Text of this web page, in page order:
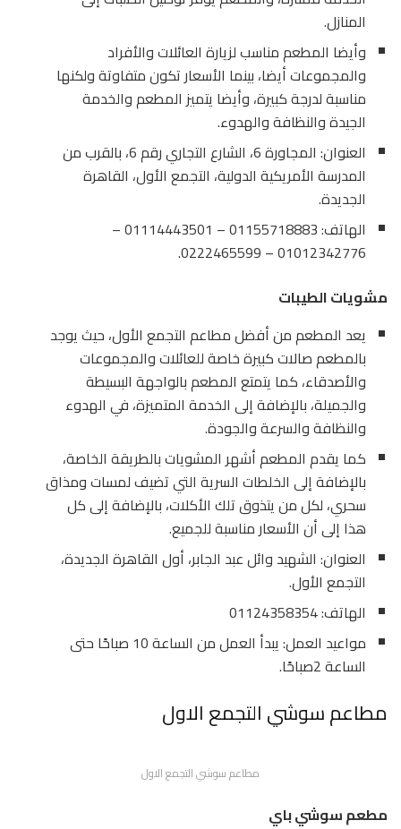
المنازل.
وأيضا المطعم مناسب لزيارة العائلات والأفراد
والمجموعات أيضا، بينما الأسعار تكون متفاوتة ولكنها
مناسبة لدرجة كبيرة، وأيضا يتميز المطعم والخدمة
الجيدة والنظافة والهدوء.
العنوان: المجاورة 6، الشارع التجاري رقم 6، بالقرب من
المدرسة الأمريكية الدولية، التجمع الأول، القاهرة
الجديدة.
الهاتف: 01155718883 – 01114443501 –
01012342776 – 0222465599.
مشويات الطيبات
يعد المطعم من أفضل مطاعم التجمع الأول، حيث يوجد
بالمطعم صالات كبيرة خاصة للعائلات والمجموعات
والأصدقاء، كما يتمتع المطعم بالواجهة البسيطة
والجميلة، بالإضافة إلى الخدمة المتميزة، في الهدوء
والنظافة والسرعة والجودة.
كما يقدم المطعم أشهر المشويات بالطريقة الخاصة،
بالإضافة إلى الخلطات السرية التي تضيف لمسات ومذاق
سحري، لكل من يتذوق تلك الأكلات، بالإضافة إلى كل
هذا إلى أن الأسعار مناسبة للجميع.
العنوان: الشهيد وائل عبد الجابر، أول القاهرة الجديدة،
التجمع الأول.
الهاتف: 01124358354
مواعيد العمل: يبدأ العمل من الساعة 10 صباحًا حتى
الساعة 2صباحًا.
مطاعم سوشي التجمع الاول
مطاعم سوشي التجمع الاول
مطعم سوشي باي